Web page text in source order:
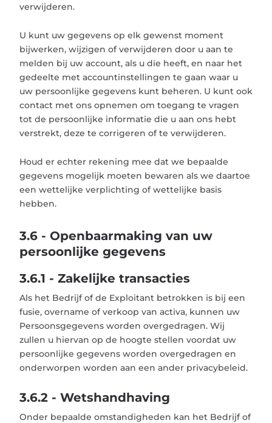
verwijderen.
U kunt uw gegevens op elk gewenst moment
bijwerken, wijzigen of verwijderen door u aan te
melden bij uw account, als u die heeft, en naar het
gedeelte met accountinstellingen te gaan waar u
uw persoonlijke gegevens kunt beheren. U kunt ook
contact met ons opnemen om toegang te vragen
tot de persoonlijke informatie die u aan ons hebt
verstrekt, deze te corrigeren of te verwijderen.
Houd er echter rekening mee dat we bepaalde
gegevens mogelijk moeten bewaren als we daartoe
een wettelijke verplichting of wettelijke basis
hebben.
3.6 - Openbaarmaking van uw
persoonlijke gegevens
3.6.1 - Zakelijke transacties
Als het Bedrijf of de Exploitant betrokken is bij een
fusie, overname of verkoop van activa, kunnen uw
Persoonsgegevens worden overgedragen. Wij
zullen u hiervan op de hoogte stellen voordat uw
persoonlijke gegevens worden overgedragen en
onderworpen worden aan een ander privacybeleid.
3.6.2 - Wetshandhaving
Onder bepaalde omstandigheden kan het Bedrijf of